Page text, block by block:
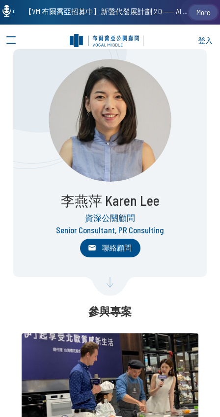
登入
李燕萍 Karen Lee
資深公關顧問
Senior Consultant, PR Consulting
聯絡顧問
參與專案
【VM 布爾喬亞招募中】新聲代發展計劃 2.0 ── AI PR 人才加速養成計劃（歡迎「應屆畢業生」、「一年以下相關 / 三年以下非相關經驗工作者」申請加入） More